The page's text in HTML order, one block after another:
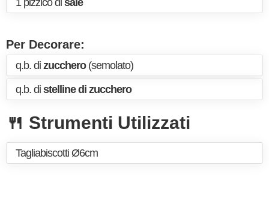
1 pizzico di sale
Per Decorare:
q.b. di zucchero(semolato)
q.b. di stelline di zucchero
🍴 Strumenti Utilizzati
Tagliabiscotti Ø6cm